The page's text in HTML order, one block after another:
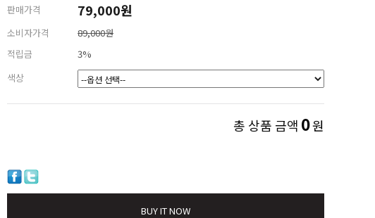
판매가격 79,000원
소비자가격
89,000원
적립금
3%
색상
총 상품 금액 0원
BUY IT NOW